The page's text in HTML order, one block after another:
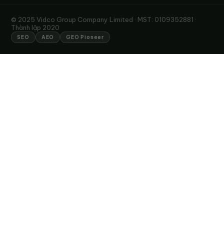
© 2025 Vidco Group Company Limited · MST: 0109352881 ·
Thành lập 2020
SEO AEO GEO Pioneer